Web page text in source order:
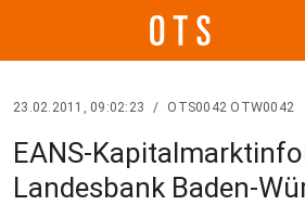
23.02.2011, 09:02:23 / OTS0042 OTW0042
EANS-
Landesbank Baden-